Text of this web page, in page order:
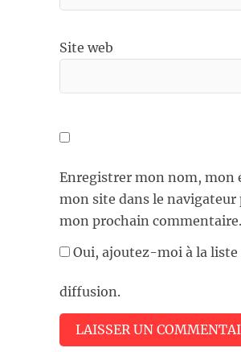
Site web
Enregistrer mon nom, mon
mon site dans le navigateur
mon prochain commentaire.
Oui, ajoutez-moi à la liste
diffusion.